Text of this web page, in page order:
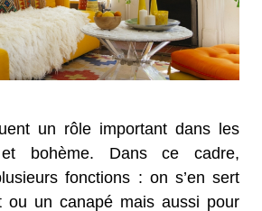
un rôle important dans les
bohème. Dans ce cadre,
fonctions : on s’en sert
ou un canapé mais aussi pour